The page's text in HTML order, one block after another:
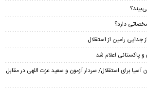
جدایی رامین از استقلال
پاکستانی اعلام شد
برای استقلال/ سردار آزمون و سعید عزت اللهی در مقابل